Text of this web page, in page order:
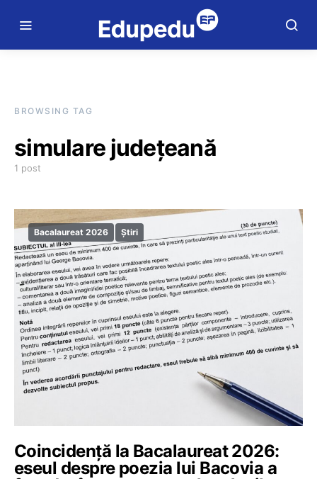
BROWSING TAG
simulare județeană
1 post
Bacalaureat 2026 Știri
Coincidență la Bacalaureat 2026:
eseul despre poezia lui Bacovia a